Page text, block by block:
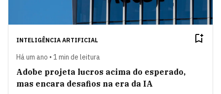
INTELIGÊNCIA ARTIFICIAL
Há um ano • 1 min de leitura
Adobe projeta lucros acima do esperado,
mas encara desafios na era da IA